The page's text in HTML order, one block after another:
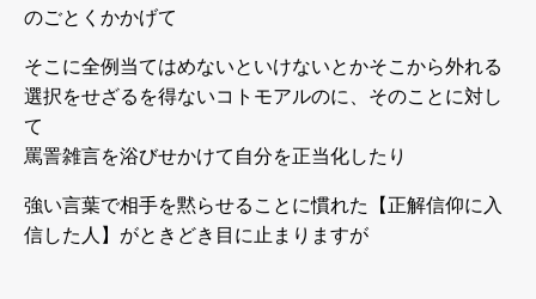
のごとくかかげて
そこに全例当てはめないといけないとかそこから外れる
選択をせざるを得ないコトモアルのに、そのことに対し
て
罵詈雑言を浴びせかけて自分を正当化したり
強い言葉で相手を黙らせることに慣れた【正解信仰に入
信した人】がときどき目に止まりますが